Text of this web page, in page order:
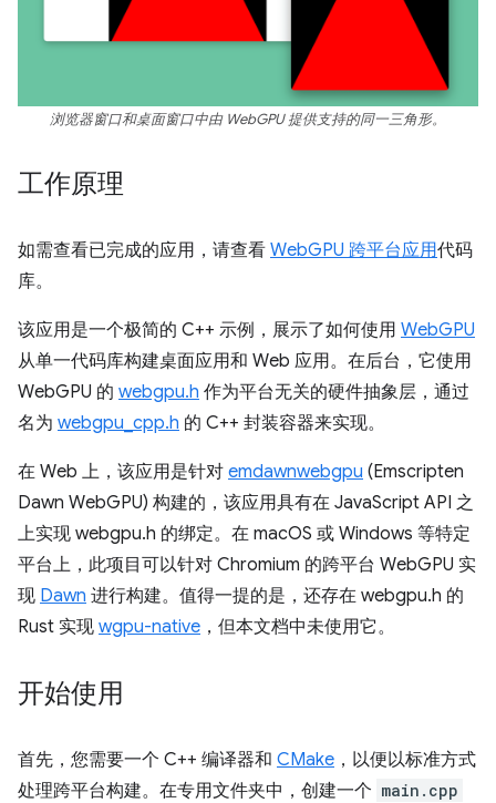
浏览器窗口和桌面窗口中由 WebGPU 提供支持的同一三角形。
工作原理
如需查看已完成的应用，请查看 WebGPU 跨平台应用代码
库。
该应用是一个极简的 C++ 示例，展示了如何使用 WebGPU
从单一代码库构建桌面应用和 Web 应用。在后台，它使用
WebGPU 的 webgpu.h 作为平台无关的硬件抽象层，通过
名为 webgpu_cpp.h 的 C++ 封装容器来实现。
在 Web 上，该应用是针对 emdawnwebgpu (Emscripten
Dawn WebGPU) 构建的，该应用具有在 JavaScript API 之
上实现 webgpu.h 的绑定。在 macOS 或 Windows 等特定
平台上，此项目可以针对 Chromium 的跨平台 WebGPU 实
现 Dawn 进行构建。值得一提的是，还存在 webgpu.h 的
Rust 实现 wgpu-native ，但本文档中未使用它。
开始使用
首先，您需要一个 C++ 编译器和 CMake ，以便以标准方式
处理跨平台构建。在专用文件夹中，创建一个 main.cpp